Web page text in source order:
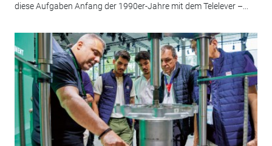
diese Aufgaben Anfang der 1990er-Jahre mit dem Telelever –...